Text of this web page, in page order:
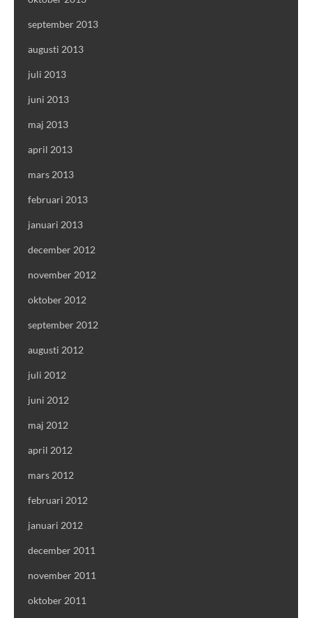
september 2013
augusti 2013
juli 2013
juni 2013
maj 2013
april 2013
mars 2013
februari 2013
januari 2013
december 2012
november 2012
oktober 2012
september 2012
augusti 2012
juli 2012
juni 2012
maj 2012
april 2012
mars 2012
februari 2012
januari 2012
december 2011
november 2011
oktober 2011